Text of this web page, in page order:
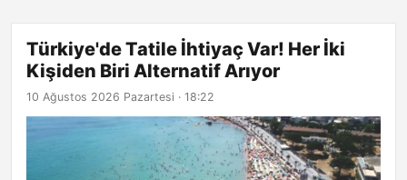
Türkiye'de Tatile İhtiyaç Var! Her İki
Kişiden Biri Alternatif Arıyor
10 Ağustos 2026 Pazartesi · 18:22